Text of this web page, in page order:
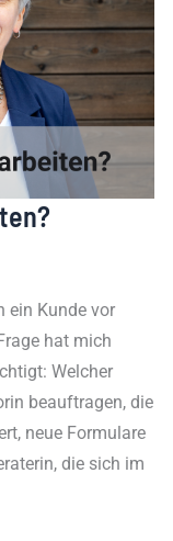
ein Kunde vor
hat mich
Welcher
beauftragen, die
neue Formulare
die sich im